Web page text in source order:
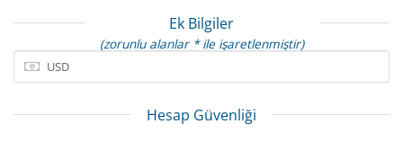
Ek Bilgiler
(zorunlu alanlar * ile işaretlenmiştir)
Hesap Güvenliği